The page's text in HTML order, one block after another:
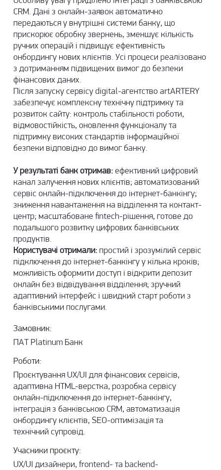
CRM. Дані з онлайн-заявок автоматично
передаються у внутрішні системи банку, що
прискорює обробку звернень, зменшує кількість
ручних операцій і підвищує ефективність
онбордингу нових клієнтів. Усі процеси реалізовано
з дотриманням підвищених вимог до безпеки
фінансових даних.
Після запуску сервісу digital-агентство artARTERY
забезпечує комплексну технічну підтримку та
розвиток сайту: контроль стабільності роботи,
відмовостійкість, оновлення функціоналу та
підтримку високих стандартів інформаційної
безпеки відповідно до вимог банку.
У результаті банк отримав:ефективний цифровий
канал залучення нових клієнтів; автоматизований
сервіс онлайн-підключення до інтернет-банкінгу;
зниження навантаження на відділення та контакт-
центр; масштабоване fintech-рішення, готове до
подальшого розвитку цифрових банківських
продуктів.
Користувачі отримали:простий і зрозумілий сервіс
підключення до інтернет-банкінгу у кілька кроків;
можливість оформити доступ і відкрити депозит
онлайн без відвідування відділення; зручний
адаптивний інтерфейс і швидкий старт роботи з
банківськими послугами.
Замовник:
ПАТ Platinum Банк
Роботи:
Проєктування UX/UI для фінансових сервісів,
адаптивна HTML-верстка, розробка сервісу
онлайн-підключення до інтернет-банкінгу,
інтеграція з банківською CRM, автоматизація
онбордингу клієнтів, SEO-оптимізація та
технічний супровід.
Учасники проєкту:
UX/UI дизайнери, frontend- та backend-